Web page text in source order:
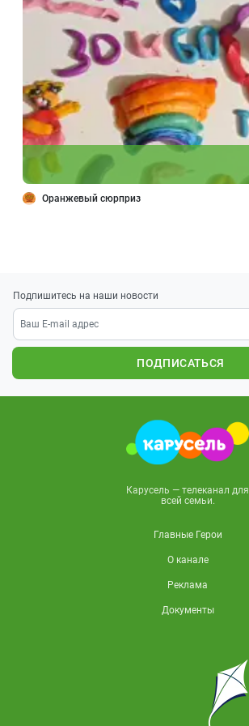
Оранжевый сюрприз
Подпишитесь на наши новости
ПОДПИСАТЬСЯ
Карусель — телеканал для
всей семьи.
Главные Герои
О канале
Реклама
Документы